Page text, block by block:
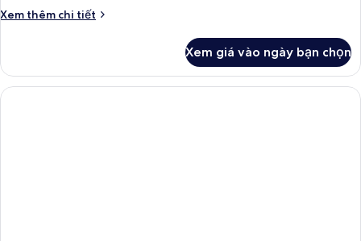
Xem thêm chi tiết
Chi
Phòng
Xem giá vào ngày bạn chọn